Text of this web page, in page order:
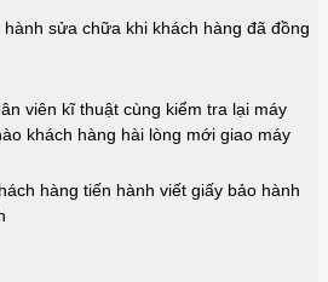
sửa chữa khi khách hàng đã đồng
viên kĩ thuật cùng kiểm tra lại máy
khách hàng hài lòng mới giao máy
hàng tiến hành viết giấy bảo hành